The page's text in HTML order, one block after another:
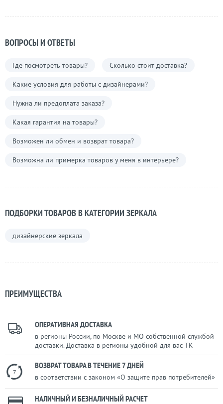
ВОПРОСЫ И ОТВЕТЫ
Где посмотреть товары? Сколько стоит доставка?
Какие условия для работы с дизайнерами?
Нужна ли предоплата заказа?
Какая гарантия на товары?
Возможен ли обмен и возврат товара?
Возможна ли примерка товаров у меня в интерьере?
ПОДБОРКИ ТОВАРОВ В КАТЕГОРИИ ЗЕРКАЛА
дизайнерские зеркала
ПРЕИМУЩЕСТВА
ОПЕРАТИВНАЯ ДОСТАВКА
в регионы России, по Москве и МО собственной службой
доставки. Доставка в регионы удобной для вас ТК
7
ВОЗВРАТ ТОВАРА В ТЕЧЕНИЕ 7 ДНЕЙ
в соответствии с законом «О защите прав потребителей»
НАЛИЧНЫЙ И БЕЗНАЛИЧНЫЙ РАСЧЕТ